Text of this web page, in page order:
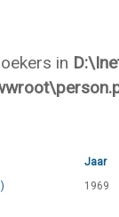
in
Jaar
1969